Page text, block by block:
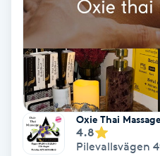
Ombre naglar
Optiker
Ortobionomi
Ortopedi
Oxie Thai Massage
4.8
Pilevallsvägen